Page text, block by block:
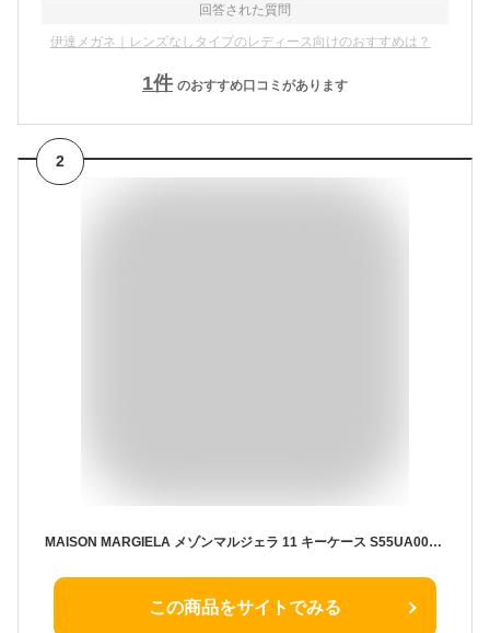
回答された質問
伊達メガネ｜レンズなしタイプのレディース向けのおすすめは？
1件 のおすすめ口コミがあります
2
MAISON MARGIELA メゾンマルジェラ 11 キーケース S55UA0026 P4806 レディース レザー 6連 4ステッチ ロゴ カラー2色【po_fivee】
この商品をサイトでみる